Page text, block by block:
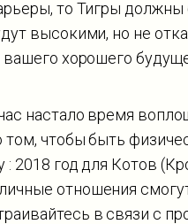
то Тигры
высокими, но не
хорошего
настало время
том, чтобы быть
: 2018 год для Котов
отношения
в связи с